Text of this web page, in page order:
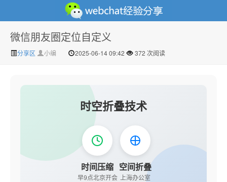
微信经验技巧分享网 - 2人共享实时位置怎么修改自己的
虚拟位置
微信朋友圈定位自定义
分享区 小编 2025-06-14 09:42 372 次阅读
时空折叠技术
时间压缩
早9点北京开会
空间折叠
上海办公室